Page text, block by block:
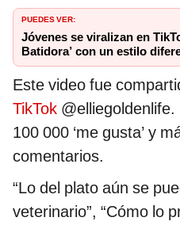
PUEDES VER:
Jóvenes se viralizan en
Batidora’ con un estilo
Este video fue
TikTok
100 000 ‘me gusta’ y
comentarios.
“Lo del plato aún se
veterinario”, “Cómo lo